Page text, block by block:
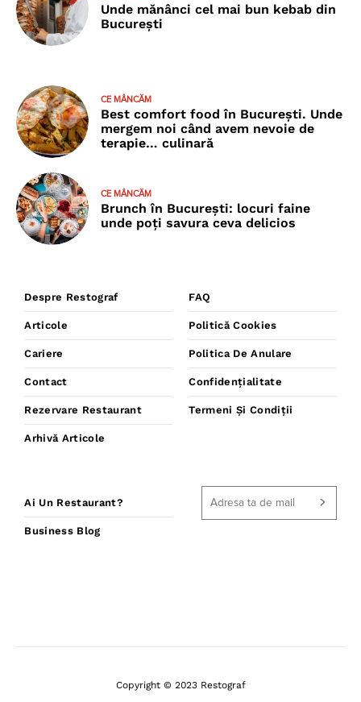
Unde mănânci cel mai bun kebab din
București
CE MÂNCĂM
Best comfort food în București. Unde
mergem noi când avem nevoie de
terapie… culinară
CE MÂNCĂM
Brunch în București: locuri faine
unde poţi savura ceva delicios
Despre Restograf
Articole
Cariere
Contact
Rezervare Restaurant
Arhivă Articole
FAQ
Politică Cookies
Politica De Anulare
Confidențialitate
Termeni Și Condiții
Ai Un Restaurant?
Business Blog
Copyright © 2023 Restograf